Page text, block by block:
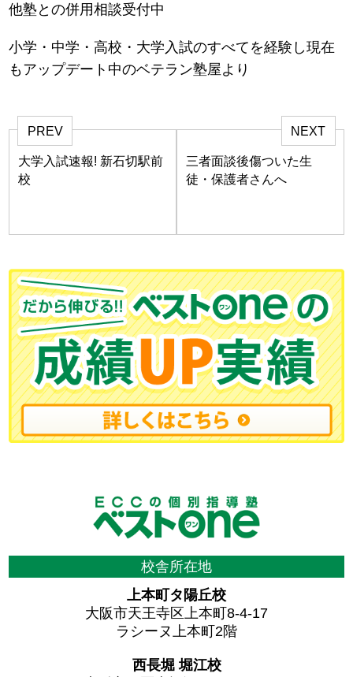
他塾との併用相談受付中
小学・中学・高校・大学入試のすべてを経験し現在
もアップデート中のベテラン塾屋より
PREV
大学入試速報! 新石切駅前
校
NEXT
三者面談後傷ついた生
徒・保護者さんへ
校舎所在地
上本町タ陽丘校
大阪市天王寺区上本町8-4-17
ラシーヌ上本町2階
西長堀 堀江校